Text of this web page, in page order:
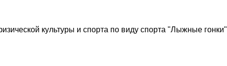
культуры и спорта по виду спорта "Лыжные гонки"